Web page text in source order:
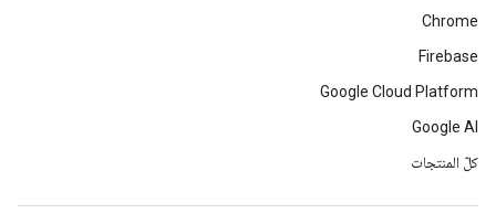
Chrome
Firebase
Google Cloud Platform
Google AI
كلّ المنتجات